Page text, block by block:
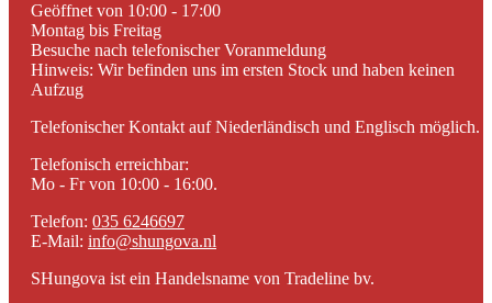
Geöffnet von 10:00 - 17:00
Montag bis Freitag
Besuche nach telefonischer Voranmeldung
Hinweis: Wir befinden uns im ersten Stock und haben keinen
Aufzug
Telefonischer Kontakt auf Niederländisch und Englisch möglich.
Telefonisch erreichbar:
Mo - Fr von 10:00 - 16:00.
Telefon: 035 6246697
E-Mail: info@shungova.nl
SHungova ist ein Handelsname von Tradeline bv.